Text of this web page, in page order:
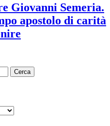
Giovanni Semeria.
apostolo di carità
Cerca